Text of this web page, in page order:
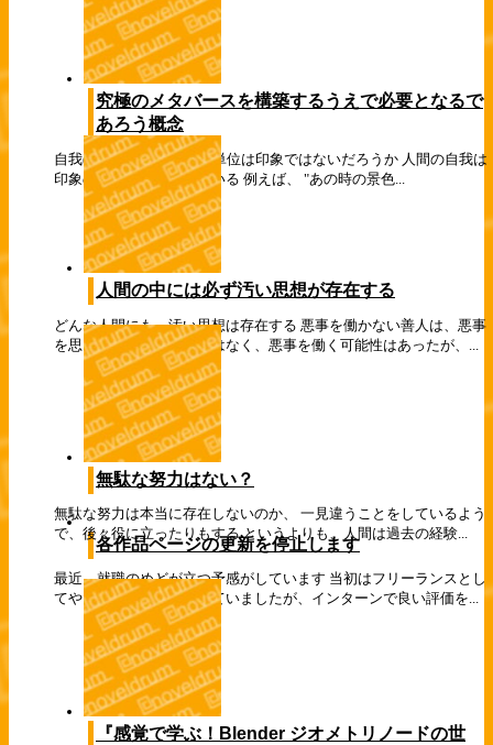
究極のメタバースを構築するうえで必要となるで
あろう概念
自我( 魂 )を構成する最小単位は印象ではないだろうか 人間の自我は
印象の集合で形成されている 例えば、 "あの時の景色...
人間の中には必ず汚い思想が存在する
どんな人間にも、汚い思想は存在する 悪事を働かない善人は、悪事
を思いもしなかったのではなく、悪事を働く可能性はあったが、...
無駄な努力はない？
無駄な努力は本当に存在しないのか、 一見違うことをしているよう
で、後々役に立ったりもする というよりも、人間は過去の経験...
各作品ページの更新を停止します
最近、就職のめどが立つ予感がしています 当初はフリーランスとし
てやっていければと考えていましたが、インターンで良い評価を...
『感覚で学ぶ！Blender ジオメトリノードの世